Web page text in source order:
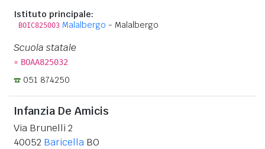
Istituto principale:
BOIC825003 Malalbergo - Malalbergo
Scuola statale
» BOAA825032
051 874250
Infanzia De Amicis
Via Brunelli 2
40052 Baricella BO